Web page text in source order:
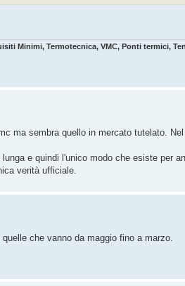
Minimi, Termotecnica, VMC, Ponti termici,
ma sembra quello in mercato tutelato.
e quindi l'unico modo che esiste per
verità ufficiale.
che vanno da maggio fino a marzo.